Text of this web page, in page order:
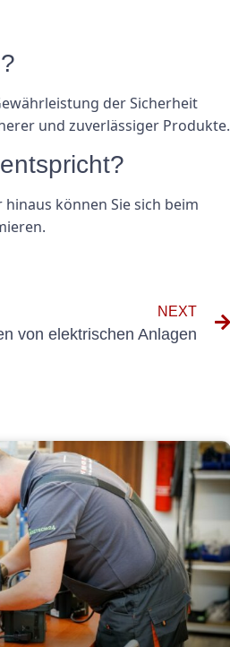
der Sicherheit
und zuverlässiger Produkte.
können Sie sich beim
NEXT
von elektrischen Anlagen